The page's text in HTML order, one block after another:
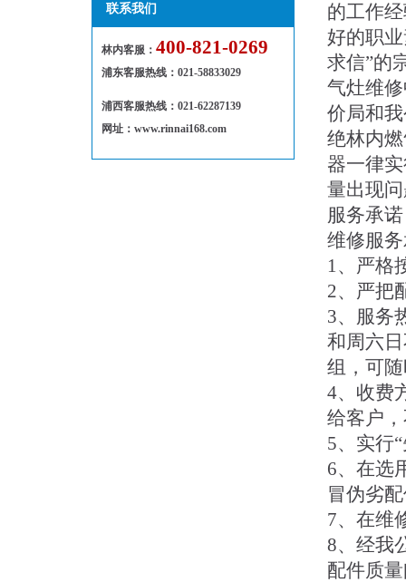
联系我们
林内客服： 400-821-0269
浦东客服热线： 021-58833029
浦西客服热线：021-62287139
网址：www.rinnai168.com
的工作
好的职
求信”的
气灶维
价局和
绝林内
器一律
量出现
服务承
维修服
1、严格
2、严把
3、服务
和周六
组，可
4、收费
给客户
5、实行
6、在选
冒伪劣
7、在维
8、经我
配件质